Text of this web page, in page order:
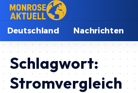
Deutschland Nachrichten
Schlagwort:
Stromvergleich